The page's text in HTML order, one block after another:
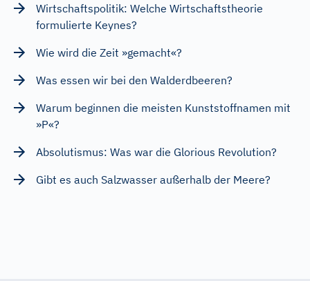
Wirtschaftspolitik: Welche Wirtschaftstheorie
formulierte Keynes?
Wie wird die Zeit »gemacht«?
Was essen wir bei den Walderdbeeren?
Warum beginnen die meisten Kunststoffnamen mit
»P«?
Absolutismus: Was war die Glorious Revolution?
Gibt es auch Salzwasser außerhalb der Meere?